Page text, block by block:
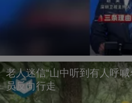
老人迷信“山中听到有人呼
员反向行走